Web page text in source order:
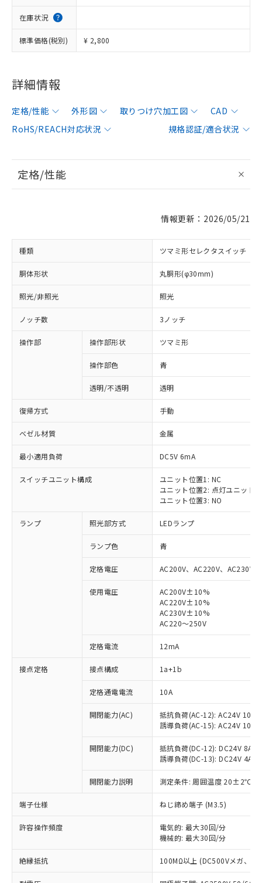
在庫状況
標準価格(税別) ¥ 2,800
詳細情報
定格/性能 外形図 取りつけ穴加工図
CAD
RoHS/REACH対応状況
規格認証/適合状況
定格/性能
情報更新：2026/05/21
種類 ツマミ形セレクタスイッチ
胴体形状 丸胴形(φ30mm)
照光/非照光 照光
ノッチ数 3ノッチ
操作部 操作部形状 ツマミ形
操作部色 青
透明/不透明 透明
復帰方式 手動
ベゼル材質 金属
最小適用負荷 DC5V 6mA
スイッチユニット構成
ユニット位置1: NC
ユニット位置2: 点灯ユニット
ユニット位置3: NO
ランプ 照光部方式 LEDランプ
ランプ色 青
定格電圧 AC200V、AC220V、AC230V
使用電圧
AC200V±10%
AC220V±10%
AC230V±10%
AC220～250V
定格電流 12mA
接点定格 接点構成 1a+1b
定格通電電流 10A
開閉能力(AC)
抵抗負荷(AC-12): AC24V 10A/
誘導負荷(AC-15): AC24V
開閉能力(DC)
抵抗負荷(DC-12): DC24V 8A/
誘導負荷(DC-13): DC24V 4A/
開閉能力説明 測定条件: 周囲温度 20±2℃、
端子仕様 ねじ締め端子 (M3.5)
許容操作頻度
電気的: 最大30回/分
機械的: 最大30回/分
絶縁抵抗 100MΩ以上 (DC500Vメガ、点
ご利用条件
以下の条件をお読みいただき、同意のうえ
本サービスは、当社制御機器事業取扱
商品の当社在庫状況および標準価格
(税抜)を提供させていただくもので
当社制御機器事業取扱商品の中には、
本サービスの対象外となる商品もある
対応済み：EU RoHS指令（10物質）の
非含有に対応した製品が提供可能な商品で
対応予定：EU RoHS指令（10物質）の非含
有に対応した製品に切り替える予定のある
対応予定なし：EU RoHS指令（10物質）の
非含有に非対応の商品で、対応品を出す予
定はありません。
調査・確認中：EU RoHS指令（10物質）の
非含有の対応状況を調査中または確認中の
非該当品：ライセンス料など無形物で、有
害物質有無と関係のない商品です。
仕入先様の事情により、非含有部品として
※1 中国RoHS○×表
「○」：最大均質材料含有率が中国RoHSの
基準値以下であることを示します。
「×」：最大均質材料含有率が中国RoHSの